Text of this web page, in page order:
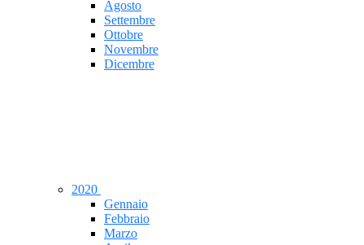
Agosto
Settembre
Ottobre
Novembre
Dicembre
2020
Gennaio
Febbraio
Marzo